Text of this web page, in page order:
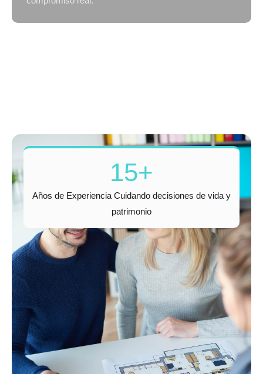
15+
Años de Experiencia Cuidando decisiones de vida y
patrimonio